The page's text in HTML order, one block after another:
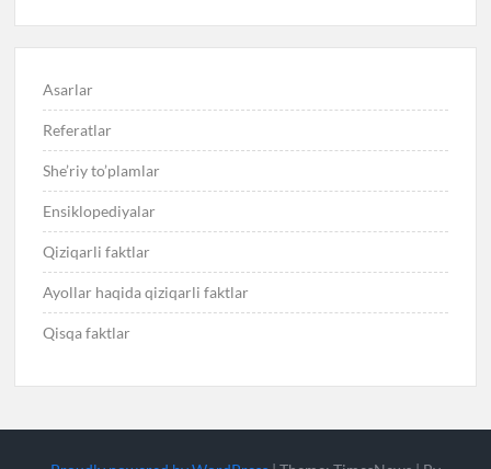
Asarlar
Referatlar
She’riy to’plamlar
Ensiklopediyalar
Qiziqarli faktlar
Ayollar haqida qiziqarli faktlar
Qisqa faktlar